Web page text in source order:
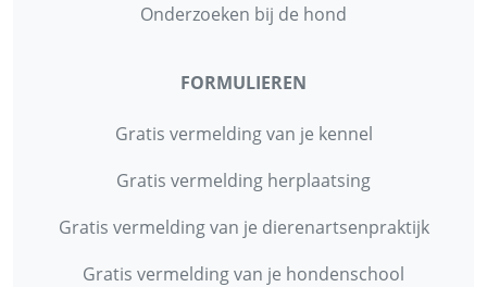
Onderzoeken bij de hond
FORMULIEREN
Gratis vermelding van je kennel
Gratis vermelding herplaatsing
Gratis vermelding van je dierenartsenpraktijk
Gratis vermelding van je hondenschool